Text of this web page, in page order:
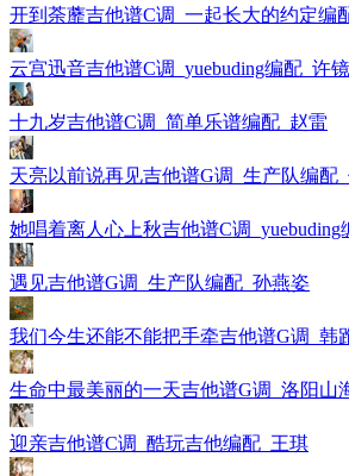
开到荼蘼吉他谱C调_一起长大的约定编
云宫迅音吉他谱C调_yuebuding编配_许
十九岁吉他谱C调_简单乐谱编配_赵雷
天亮以前说再见吉他谱G调_生产队编配
她唱着离人心上秋吉他谱C调_yuebuding
遇见吉他谱G调_生产队编配_孙燕姿
我们今生还能不能把手牵吉他谱G调_韩
生命中最美丽的一天吉他谱G调_洛阳山
迎亲吉他谱C调_酷玩吉他编配_王琪